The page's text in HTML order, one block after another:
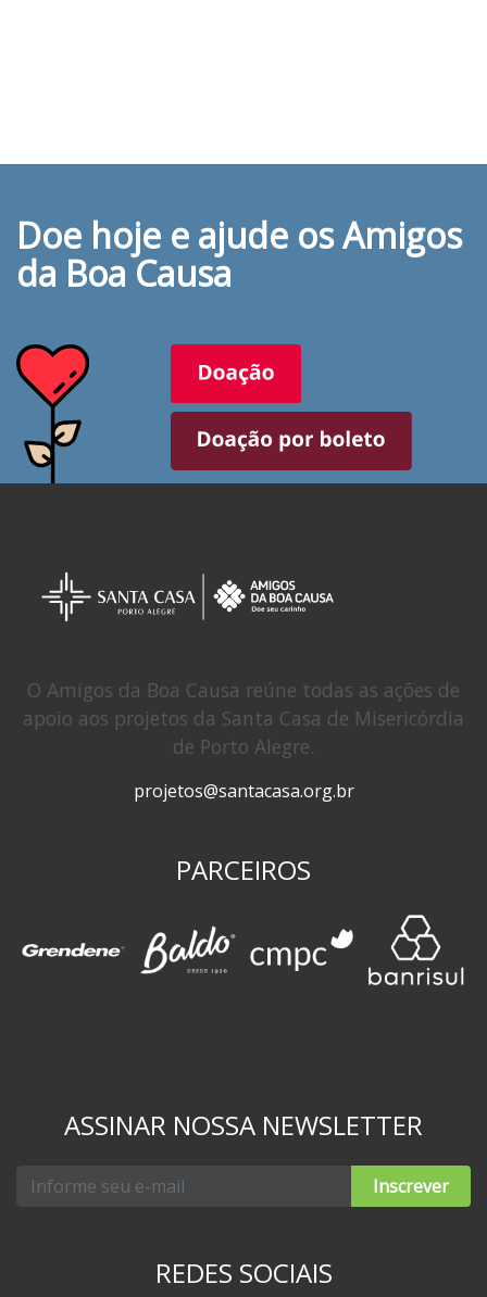
Doe hoje e ajude os Amigos
da Boa Causa
O Amigos da Boa Causa reúne todas as ações de
apoio aos projetos da Santa Casa de Misericórdia
de Porto Alegre.
projetos@santacasa.org.br
PARCEIROS
ASSINAR NOSSA NEWSLETTER
Inscrever
REDES SOCIAIS